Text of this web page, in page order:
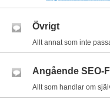
Övrigt
Allt annat som inte
Angående SEO-
Allt som handlar om